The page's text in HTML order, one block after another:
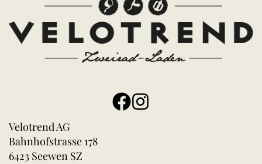
Velotrend AG
Bahnhofstrasse 178
6423 Seewen SZ